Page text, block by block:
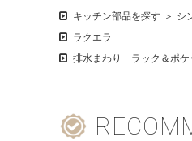
キッチン部品を探す
シ
ラクエラ
排水まわり ･ ラック＆ポ